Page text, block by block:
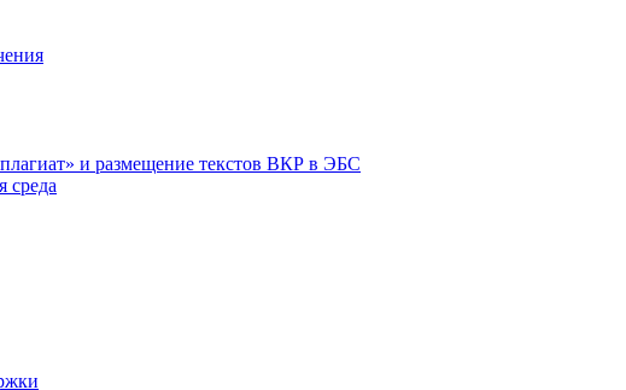
и размещение текстов ВКР в ЭБС
среда